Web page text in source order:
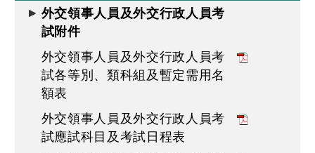
外交領事人員及外交行政人員考
試附件
外交領事人員及外交行政人員考
試各等別、類科組及暫定需用名
額表
外交領事人員及外交行政人員考
試應試科目及考試日程表